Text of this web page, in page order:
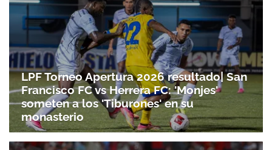
LPF Torneo Apertura 2026 resultado| San
Francisco FC vs Herrera FC: 'Monjes'
someten a los 'Tiburones' en su
monasterio